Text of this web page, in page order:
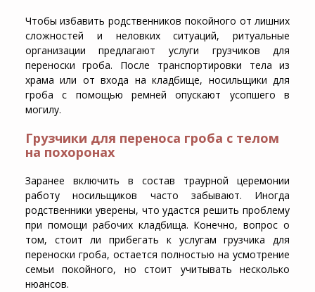
Чтобы избавить родственников покойного от лишних
сложностей и неловких ситуаций, ритуальные
организации предлагают услуги грузчиков для
переноски гроба. После транспортировки тела из
храма или от входа на кладбище, носильщики для
гроба с помощью ремней опускают усопшего в
могилу.
Грузчики для переноса гроба с телом
на похоронах
Заранее включить в состав траурной церемонии
работу носильщиков часто забывают. Иногда
родственники уверены, что удастся решить проблему
при помощи рабочих кладбища. Конечно, вопрос о
том, стоит ли прибегать к услугам грузчика для
переноски гроба, остается полностью на усмотрение
семьи покойного, но стоит учитывать несколько
нюансов.